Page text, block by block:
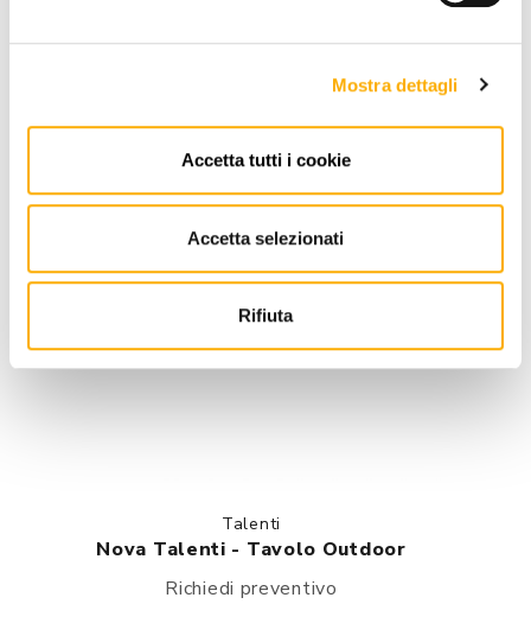
Mostra dettagli
Accetta tutti i cookie
Accetta selezionati
Rifiuta
Talenti
Nova Talenti - Tavolo Outdoor
Richiedi preventivo